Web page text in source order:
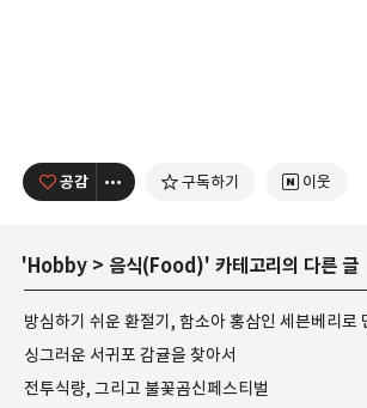
공감 구독하기 이웃
'Hobby > 음식(Food)' 카테고리의 다른 글
방심하기 쉬운 환절기, 함소아 홍삼인 세븐베리로
싱그러운 서귀포 감귤을 찾아서
전투식량, 그리고 불꽃곰신페스티벌